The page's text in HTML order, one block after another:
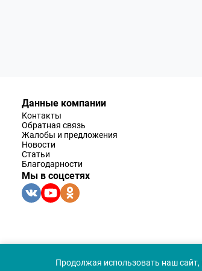
Популярные
Новинки
Данные компании
Контакты
Обратная связь
Жалобы и предложения
Новости
Статьи
Благодарности
Мы в соцсетях
Продолжая использовать наш сайт,